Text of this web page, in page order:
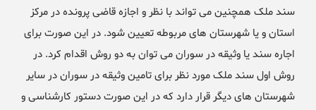
سند ملک همچنین می تواند با نظر و اجازه قاضی پرونده در مرکز
استان و یا شهرستان های مربوطه تعیین شود. در این صورت برای
اجاره سند یا وثیقه در سوران می توان به دو روش اقدام کرد. در
روش اول سند ملک مورد نظر برای تامین وثیقه در سوران در سایر
شهرستان های دیگر قرار دارد که در این صورت دستور کارشناسی و